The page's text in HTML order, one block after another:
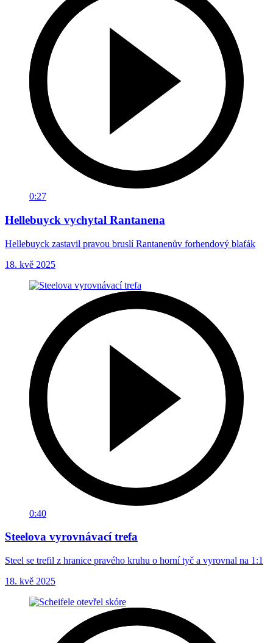
0:27
Hellebuyck vychytal Rantanena
Hellebuyck zastavil pravou bruslí Rantanenův forhendový blafák
18. kvě 2025
0:40
Steelova vyrovnávací trefa
Steel se trefil z hranice pravého kruhu o horní tyč a vyrovnal na 1:1
18. kvě 2025